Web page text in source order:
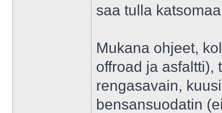
saa tulla
Mukana ohjeet,
offroad ja asfaltti),
rengasavain,
bensansuodatin